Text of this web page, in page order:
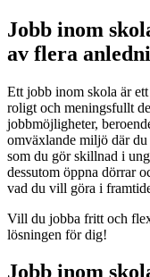
Jobb inom
av flera
Ett jobb inom skola är
roligt och meningsfullt
jobbmöjligheter,
omväxlande miljö där
som du gör skillnad i
dessutom öppna dörrar
vad du vill göra i
Vill du jobba fritt och
lösningen för dig!
Jobb inom